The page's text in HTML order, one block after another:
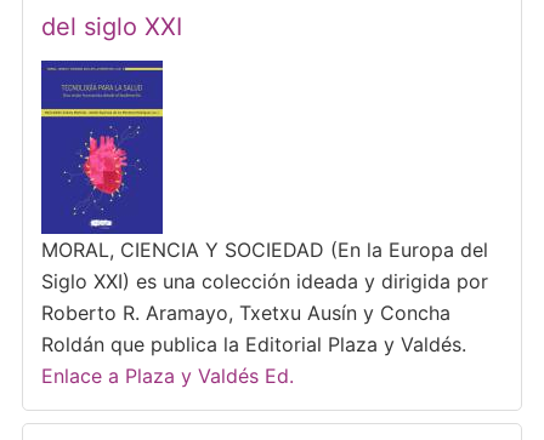
del siglo XXI
MORAL, CIENCIA Y SOCIEDAD (En la Europa del
Siglo XXI) es una colección ideada y dirigida por
Roberto R. Aramayo, Txetxu Ausín y Concha
Roldán que publica la Editorial Plaza y Valdés.
Enlace a Plaza y Valdés Ed.